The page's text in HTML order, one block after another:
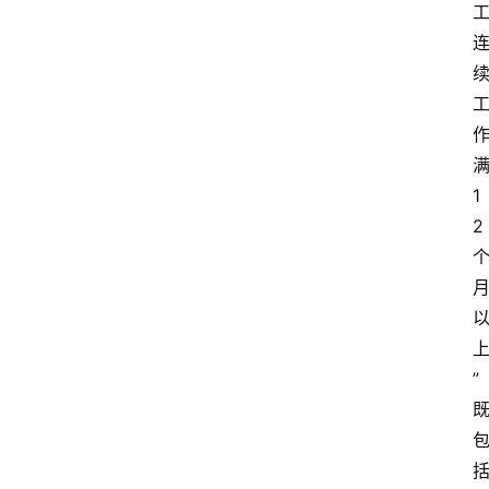
工
连
续
工
作
满
1
2
个
月
以
上
”
既
包
括